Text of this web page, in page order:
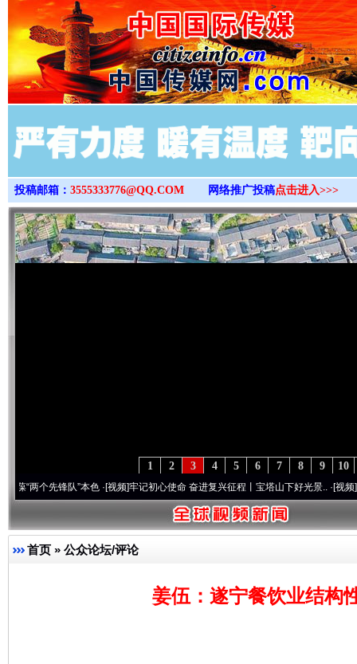
>
投稿邮箱： 3555333776@QQ.COM 网络推广投稿点击进入>>>
10
9
8
7
6
5
4
3
2
1
先锋队”本色·[视频]牢记初心使命 奋进复兴征程丨宝塔山下好光景..·[视频]因党而生
首页 » 公众论坛/评论
姜伍：遂宁餐饮业结构